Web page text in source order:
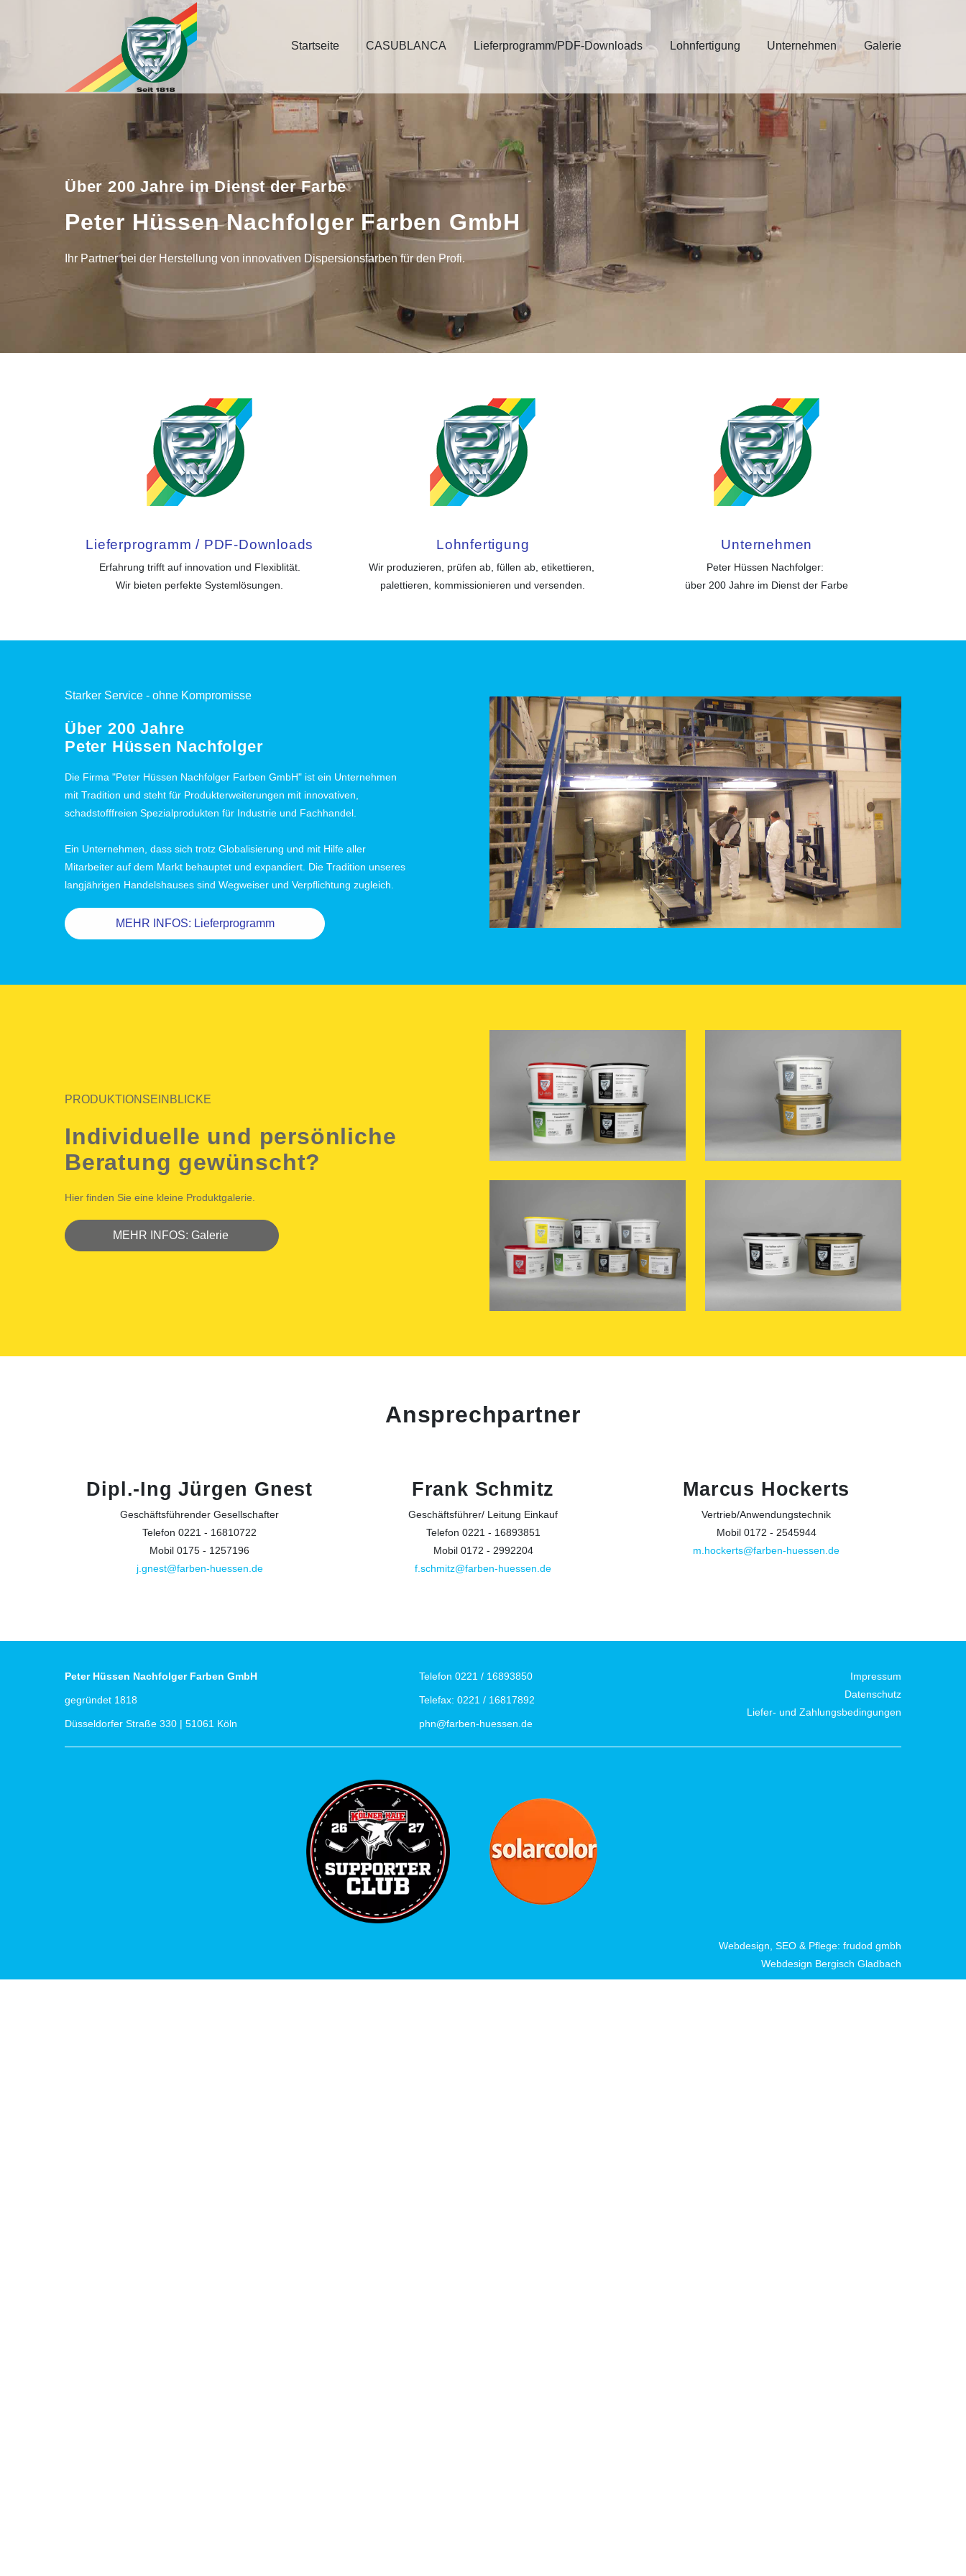
Startseite CASUBLANCA Lieferprogramm/PDF-Downloads Lohnfertigung Unternehmen Galerie
Über 200 Jahre im Dienst der Farbe
Peter Hüssen Nachfolger Farben GmbH
Ihr Partner bei der Herstellung von innovativen Dispersionsfarben für den Profi.
Lieferprogramm / PDF-Downloads
Erfahrung trifft auf innovation und Flexiblität.
Wir bieten perfekte Systemlösungen.
Lohnfertigung
Wir produzieren, prüfen ab, füllen ab, etikettieren,
palettieren, kommissionieren und versenden.
Unternehmen
Peter Hüssen Nachfolger:
über 200 Jahre im Dienst der Farbe
Starker Service - ohne Kompromisse
Über 200 Jahre
Peter Hüssen Nachfolger
Die Firma "Peter Hüssen Nachfolger Farben GmbH" ist ein Unternehmen
mit Tradition und steht für Produkterweiterungen mit innovativen,
schadstofffreien Spezialprodukten für Industrie und Fachhandel.
Ein Unternehmen, dass sich trotz Globalisierung und mit Hilfe aller
Mitarbeiter auf dem Markt behauptet und expandiert. Die Tradition unseres
langjährigen Handelshauses sind Wegweiser und Verpflichtung zugleich.
⠀⠀⠀⠀ MEHR INFOS: Lieferprogramm ⠀⠀⠀⠀
PRODUKTIONSEINBLICKE
Individuelle und persönliche
Beratung gewünscht?
Hier finden Sie eine kleine Produktgalerie.
⠀⠀⠀⠀MEHR INFOS: Galerie ⠀⠀⠀⠀
Ansprechpartner
Dipl.-Ing Jürgen Gnest
Geschäftsführender Gesellschafter
Telefon 0221 - 16810722
Mobil 0175 - 1257196
j.gnest@farben-huessen.de
Frank Schmitz
Geschäftsführer/ Leitung Einkauf
Telefon 0221 - 16893851
Mobil 0172 - 2992204
f.schmitz@farben-huessen.de
Marcus Hockerts
Vertrieb/Anwendungstechnik
Mobil 0172 - 2545944
m.hockerts@farben-huessen.de
Peter Hüssen Nachfolger Farben GmbH
gegründet 1818
Düsseldorfer Straße 330 | 51061 Köln
Telefon 0221 / 16893850
Telefax: 0221 / 16817892
phn@farben-huessen.de
Impressum
Datenschutz
Liefer- und Zahlungsbedingungen
Webdesign, SEO & Pflege: frudod gmbh
Webdesign Bergisch Gladbach